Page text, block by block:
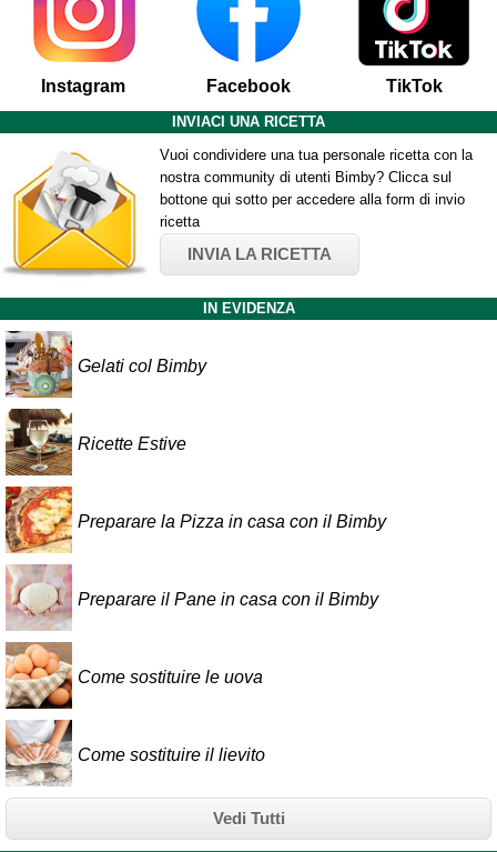
Instagram Facebook TikTok
INVIACI UNA RICETTA
Vuoi condividere una tua personale ricetta con la
nostra community di utenti Bimby? Clicca sul
bottone qui sotto per accedere alla form di invio
ricetta
INVIA LA RICETTA
IN EVIDENZA
Gelati col Bimby
Ricette Estive
Preparare la Pizza in casa con il Bimby
Preparare il Pane in casa con il Bimby
Come sostituire le uova
Come sostituire il lievito
Vedi Tutti